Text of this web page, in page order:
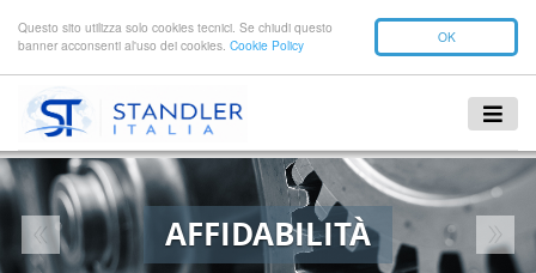
OK
Questo sito utilizza solo cookies tecnici. Se chiudi questo
banner acconsenti al'uso dei cookies. Cookie Policy
AFFIDABILITÀ
Previous Next